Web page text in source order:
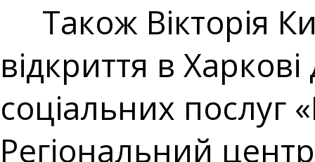
Також Вікторія
відкриття в
соціальних послуг
Регіональний